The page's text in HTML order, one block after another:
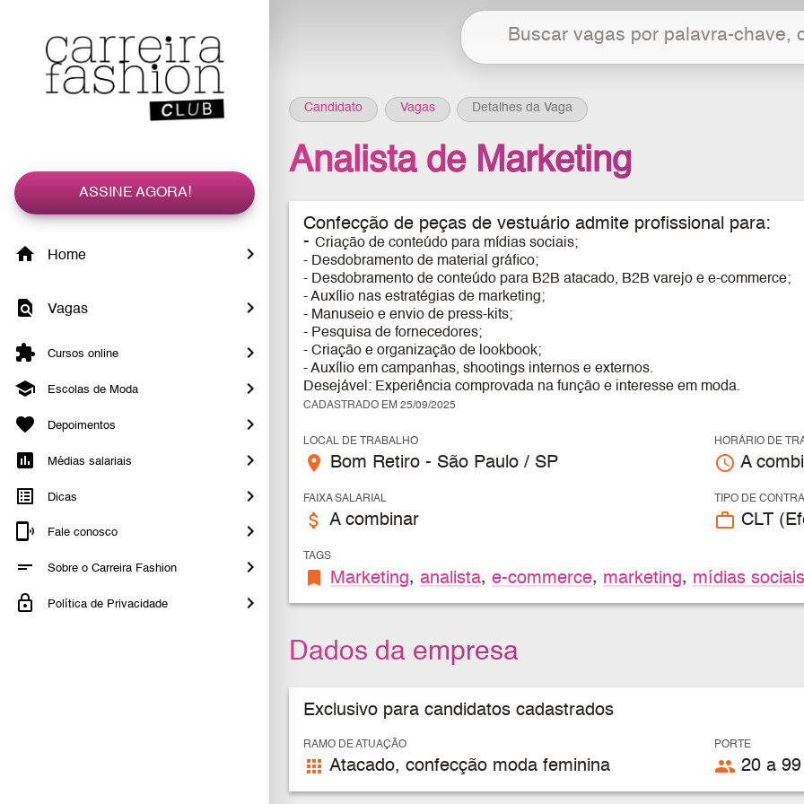
ASSINE AGORA!
Home
Vagas
Cursos online
Escolas de Moda
Depoimentos
Médias salariais
Dicas
Fale conosco
Sobre o Carreira Fashion
Política de Privacidade
Candidato Vagas Detalhes da Vaga
Analista de Marketing
Confecção de peças de vestuário admite profissional para:
- Criação de conteúdo para mídias sociais;
- Desdobramento de material gráfico;
- Desdobramento de conteúdo para B2B atacado, B2B varejo e e-commerce;
- Auxílio nas estratégias de marketing;
- Manuseio e envio de press-kits;
- Pesquisa de fornecedores;
- Criação e organização de lookbook;
- Auxílio em campanhas, shootings internos e externos.
Desejável: Experiência comprovada na função e interesse em moda.
CADASTRADO EM 25/09/2025
LOCAL DE TRABALHO
place Bom Retiro - São Paulo / SP
HORÁRIO DE
access_time A
FAIXA SALARIAL
attach_money A combinar
TIPO DE
work_outline CLT
TAGS
bookmark Marketing, analista, e-commerce, marketing, mídias sociais
Dados da empresa
Exclusivo para candidatos cadastrados
RAMO DE ATUAÇÃO
apps Atacado, confecção moda feminina
PORTE
people 20 a